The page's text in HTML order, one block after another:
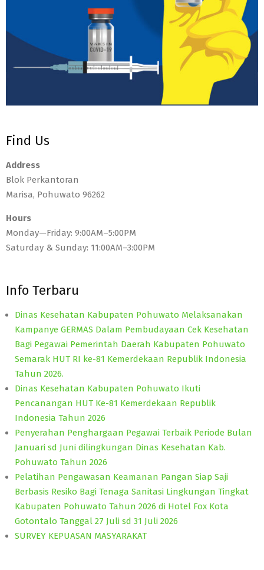
Find Us
Address
Blok Perkantoran
Marisa, Pohuwato 96262
Hours
Monday—Friday: 9:00AM–5:00PM
Saturday & Sunday: 11:00AM–3:00PM
Info Terbaru
Dinas Kesehatan Kabupaten Pohuwato Melaksanakan
Kampanye GERMAS Dalam Pembudayaan Cek Kesehatan
Bagi Pegawai Pemerintah Daerah Kabupaten Pohuwato
Semarak HUT RI ke-81 Kemerdekaan Republik Indonesia
Tahun 2026.
Dinas Kesehatan Kabupaten Pohuwato Ikuti
Pencanangan HUT Ke-81 Kemerdekaan Republik
Indonesia Tahun 2026
Penyerahan Penghargaan Pegawai Terbaik Periode Bulan
Januari sd Juni dilingkungan Dinas Kesehatan Kab.
Pohuwato Tahun 2026
Pelatihan Pengawasan Keamanan Pangan Siap Saji
Berbasis Resiko Bagi Tenaga Sanitasi Lingkungan Tingkat
Kabupaten Pohuwato Tahun 2026 di Hotel Fox Kota
Gotontalo Tanggal 27 Juli sd 31 Juli 2026
SURVEY KEPUASAN MASYARAKAT